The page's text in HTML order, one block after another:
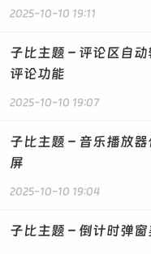
{background-
a:nth-
{background-
10px)/
{.txtguanggao
</style>
<div
2025-10-10 19:11
子比主题 – 评论区自
评论功能
2025-10-10 19:07
子比主题 – 音乐播放
屏
2025-10-10 19:04
子比主题 – 倒计时弹